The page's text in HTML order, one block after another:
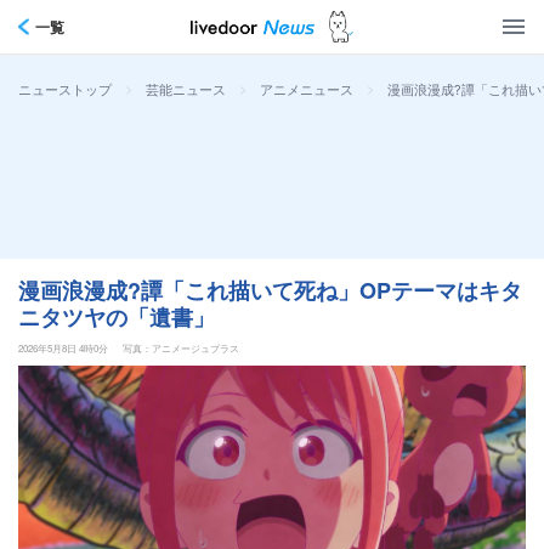
一覧
ニューストップ > 芸能ニュース > アニメニュース > 漫画浪漫成?譚「これ描
漫画浪漫成?譚「これ描いて死ね」OPテーマはキタ
ニタツヤの「遺書」
2026年5月8日 4時0分 写真：アニメージュプラス